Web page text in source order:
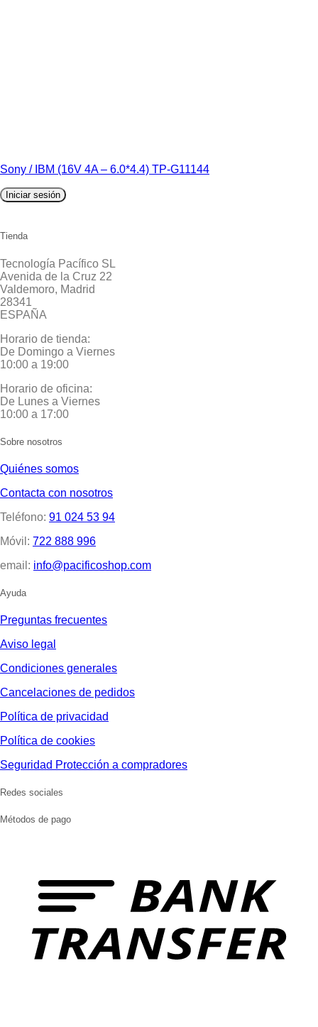
Sony / IBM (16V 4A – 6.0*4.4) TP-G11144
Iniciar sesión
Tienda
Tecnología Pacífico SL
Avenida de la Cruz 22
Valdemoro, Madrid
28341
ESPAÑA
Horario de tienda:
De Domingo a Viernes
10:00 a 19:00
Horario de oficina:
De Lunes a Viernes
10:00 a 17:00
Sobre nosotros
Quiénes somos
Contacta con nosotros
Teléfono: 91 024 53 94
Móvil: 722 888 996
email: info@pacificoshop.com
Ayuda
Preguntas frecuentes
Aviso legal
Condiciones generales
Cancelaciones de pedidos
Política de privacidad
Política de cookies
Seguridad Protección a compradores
Redes sociales
Métodos de pago